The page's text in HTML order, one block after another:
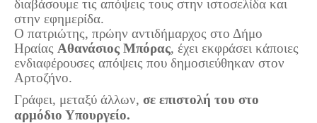
Χάρτης του Site (Sitemap)
Επικοινωνία
Τα Νέα
Τα Τελευταία Νέα
Αυτοί που έφυγαν για πάντα
διαβάσουμε τις απόψεις τους στην ιστοσελίδα και
στην εφημερίδα.
Ο πατριώτης, πρώην αντιδήμαρχος στο Δήμο
Ηραίας Αθανάσιος Μπόρας, έχει εκφράσει κάποιες
ενδιαφέρουσες απόψεις που δημοσιεύθηκαν στον
Αρτοζήνο.
Γράφει, μεταξύ άλλων, σε επιστολή του στο
αρμόδιο Υπουργείο.